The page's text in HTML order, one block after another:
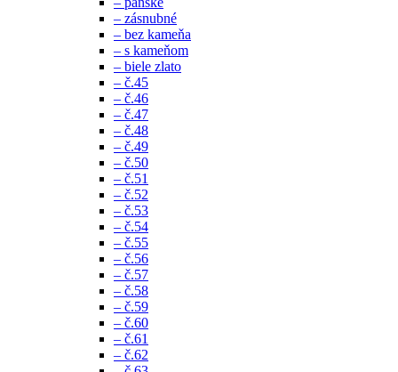
– zásnubné
– bez kameňa
– s kameňom
– biele zlato
– č.45
– č.46
– č.47
– č.48
– č.49
– č.50
– č.51
– č.52
– č.53
– č.54
– č.55
– č.56
– č.57
– č.58
– č.59
– č.60
– č.61
– č.62